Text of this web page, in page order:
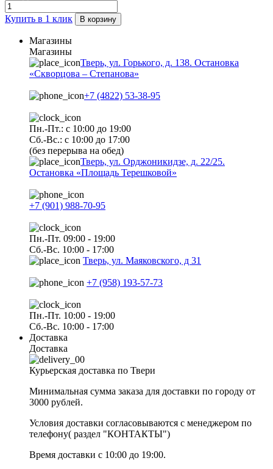
Купить в 1 клик В корзину
Магазины
Магазины
Тверь, ул. Горького, д. 138. Остановка
«Скворцова – Степанова»
+7 (4822) 53-38-95
Пн.-Пт.: с 10:00 до 19:00
Сб.-Вс.: с 10:00 до 17:00
(без перерыва на обед)
Тверь, ул. Орджоникидзе, д. 22/25.
Остановка «Площадь Терешковой»
+7 (901) 988-70-95
Пн.-Пт. 09:00 - 19:00
Сб.-Вс. 10:00 - 17:00
Тверь, ул. Маяковского, д 31
+7 (958) 193-57-73
Пн.-Пт. 10:00 - 19:00
Сб.-Вс. 10:00 - 17:00
Доставка
Доставка
Курьерская доставка по Твери
Минимальная сумма заказа для доставки по городу от
3000 рублей.
Условия доставки согласовываются с менеджером по
телефону( раздел "КОНТАКТЫ")
Время доставки с 10:00 до 19:00.